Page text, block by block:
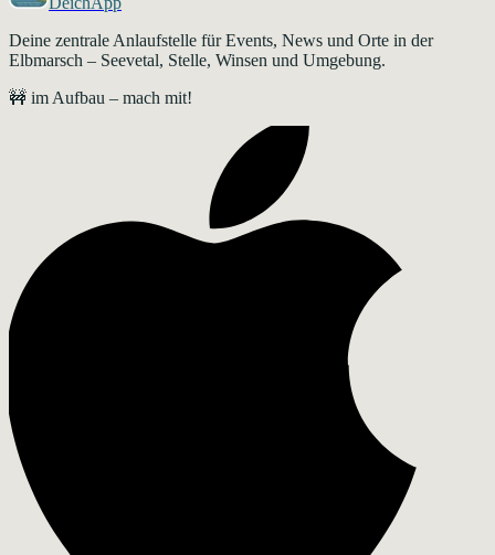
Deine zentrale Anlaufstelle für Events, News und Orte in der
Elbmarsch – Seevetal, Stelle, Winsen und Umgebung.
🚧 im Aufbau – mach mit!